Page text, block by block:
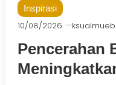
Inspirasi
10/08/2026
Pencerahan